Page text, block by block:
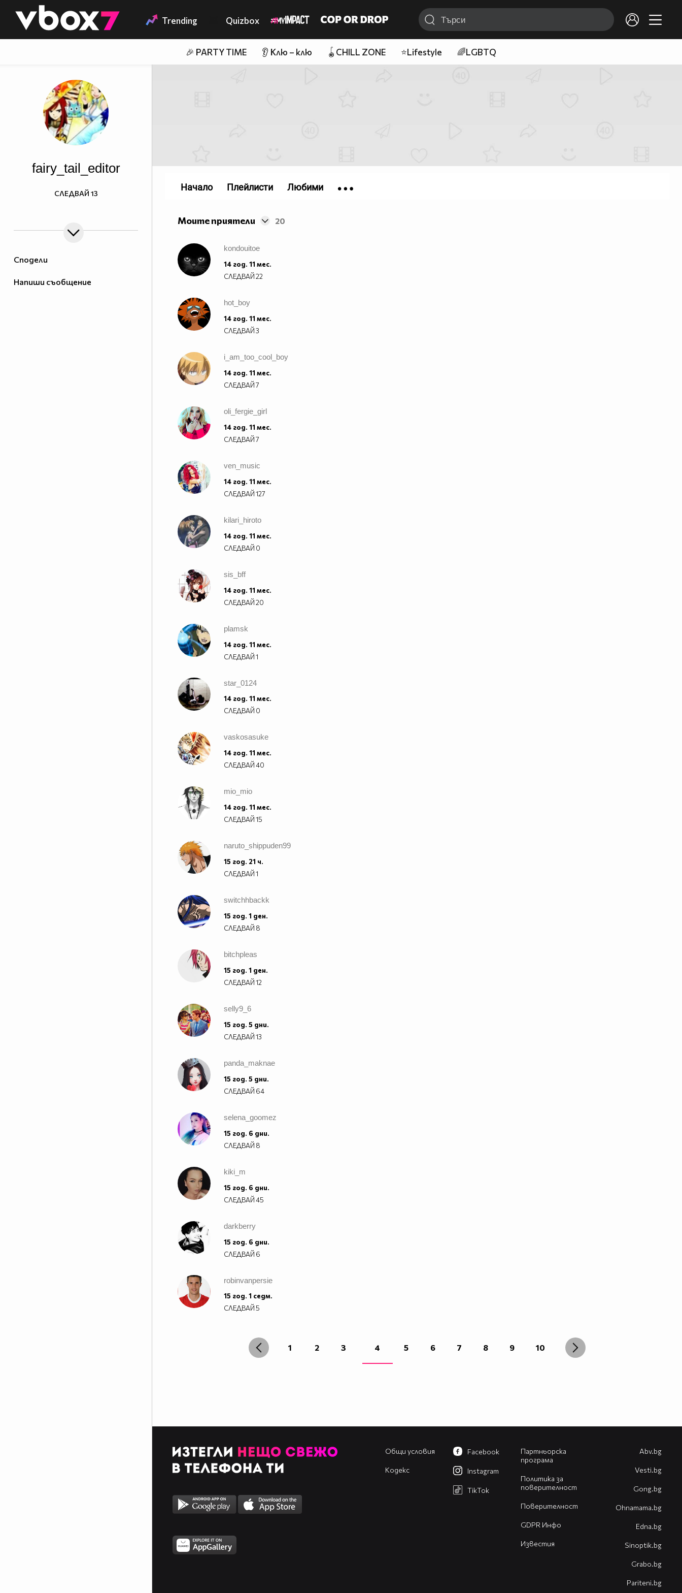
👾 Trending Quizbox
🎉 PARTY TIME 👂 Клю – клю 🪀CHILL ZONE ⭐Lifestyle 🌈LGBTQ
Сподели
Напиши съобщение
fairy_tail_editor
СЛЕДВАЙ 13
Моите приятели 20
kondouitoe
14 год. 11 мес.
СЛЕДВАЙ22
hot_boy
14 год. 11 мес.
СЛЕДВАЙ3
i_am_too_cool_boy
14 год. 11 мес.
СЛЕДВАЙ7
oli_fergie_girl
14 год. 11 мес.
СЛЕДВАЙ7
ven_music
14 год. 11 мес.
СЛЕДВАЙ127
kilari_hiroto
14 год. 11 мес.
СЛЕДВАЙ 0
sis_bff
14 год. 11 мес.
СЛЕДВАЙ20
plamsk
14 год. 11 мес.
СЛЕДВАЙ1
star_0124
14 год. 11 мес.
СЛЕДВАЙ 0
vaskosasuke
14 год. 11 мес.
СЛЕДВАЙ40
mio_mio
14 год. 11 мес.
СЛЕДВАЙ15
naruto_shippuden99
15 год. 21 ч.
СЛЕДВАЙ1
switchhbackk
15 год. 1 ден.
СЛЕДВАЙ 8
bitchpleas
15 год. 1 ден.
СЛЕДВАЙ12
selly9_6
15 год. 5 дни.
СЛЕДВАЙ13
panda_maknae
15 год. 5 дни.
СЛЕДВАЙ 64
selena_goomez
15 год. 6 дни.
СЛЕДВАЙ 8
kiki_m
15 год. 6 дни.
СЛЕДВАЙ45
darkberry
15 год. 6 дни.
СЛЕДВАЙ 6
robinvanpersie
15 год. 1 седм.
СЛЕДВАЙ5
1 2 3 4 5 6 7 8 9 10
Начало Плейлисти Любими
Общи условия
Кодекс
Партньорска
програма
Политика за
поверителност
Поверителност
GDPR Инфо
Известия
Facebook
Instagram
TikTok
Abv.bg
Vesti.bg
Gong.bg
Оhnamama.bg
Edna.bg
Sinoptik.bg
Grabo.bg
Pariteni.bg